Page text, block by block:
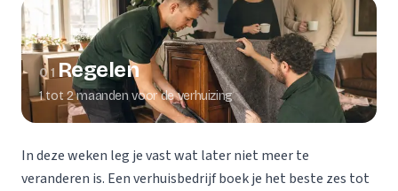
01 Regelen
1 tot 2 maanden voor de verhuizing
In deze weken leg je vast wat later niet meer te
veranderen is. Een verhuisbedrijf boek je het beste zes tot